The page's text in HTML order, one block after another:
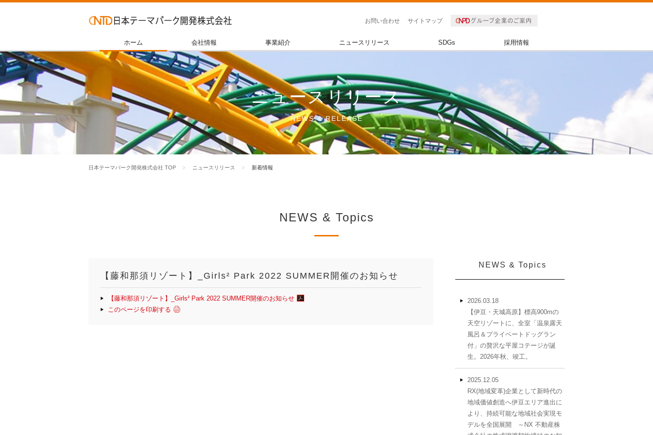
お問い合わせ サイトマップ
ホーム 会社情報 事業紹介 ニュースリリース SDGs 採用情報
ニュースリリース
NEWS & RELEASE
日本テーマパーク開発株式会社 TOP ニュースリリース 新着情報
NEWS & Topics
【藤和那須リゾート】_Girls² Park 2022 SUMMER開催のお知らせ
【藤和那須リゾート】_Girls² Park 2022 SUMMER開催のお知らせ
このページを印刷する
NEWS & Topics
2026.03.18
【伊豆・天城高原】標高900mの
天空リゾートに、全室「温泉露天
風呂＆プライベートドッグラン
付」の贅沢な平屋コテージが誕
生。2026年秋、竣工。
2025.12.05
RX(地域変革)企業として新時代の
地域価値創造へ伊豆エリア進出に
より、持続可能な地域社会実現モ
デルを全国展開 ～NX 不動産株